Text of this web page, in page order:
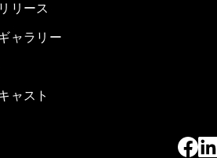
リース
ャラリー
ャスト